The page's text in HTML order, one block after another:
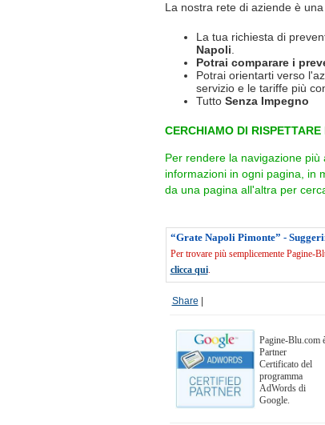
La nostra rete di aziende è
La tua richiesta di
Napoli
Potrai comparare i
Potrai orientarti verso
servizio e le tariffe più
Tutto Senza Impegno
CERCHIAMO DI
Per rendere la navigazione
informazioni in ogni pagina, in
da una pagina all'altra per
“Grate Napoli Pimonte” -
Per trovare più semplicemente Pagine-
clicca qui.
Share
Pagine-Blu.com
Partner
Certificato del
programma
AdWords di
Google.